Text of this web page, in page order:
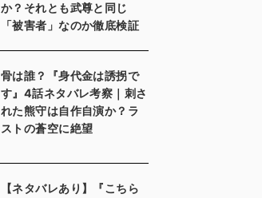
か？それとも武尊と同じ
「被害者」なのか徹底検証
骨は誰？『身代金は誘拐で
す』4話ネタバレ考察｜刺さ
れた熊守は自作自演か？ラ
ストの蒼空に絶望
【ネタバレあり】『こちら